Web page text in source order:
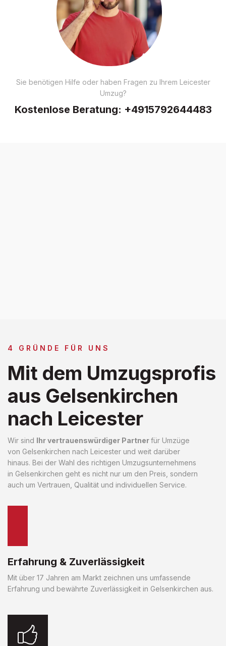
Sie benötigen Hilfe oder haben Fragen zu Ihrem Leicester
Umzug?
Kostenlose Beratung: +4915792644483
4 GRÜNDE FÜR UNS
Mit dem Umzugsprofis
aus Gelsenkirchen
nach Leicester
Wir sind Ihr vertrauenswürdiger Partnerfür Umzüge
von Gelsenkirchen nach Leicester und weit darüber
hinaus. Bei der Wahl des richtigen Umzugsunternehmens
in Gelsenkirchen geht es nicht nur um den Preis, sondern
auch um Vertrauen, Qualität und individuellen Service.
Erfahrung & Zuverlässigkeit
Mit über 17 Jahren am Markt zeichnen uns umfassende
Erfahrung und bewährte Zuverlässigkeit in Gelsenkirchen aus.